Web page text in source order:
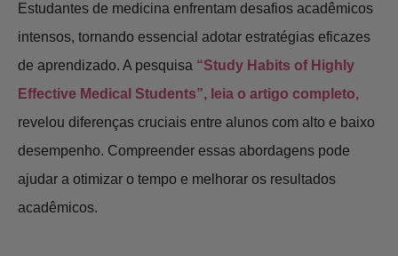
Estudantes de medicina enfrentam desafios acadêmicos
intensos, tornando essencial adotar estratégias eficazes
de aprendizado. A pesquisa “Study Habits of Highly
Effective Medical Students”, leia o artigo completo,
revelou diferenças cruciais entre alunos com alto e baixo
desempenho. Compreender essas abordagens pode
ajudar a otimizar o tempo e melhorar os resultados
acadêmicos.